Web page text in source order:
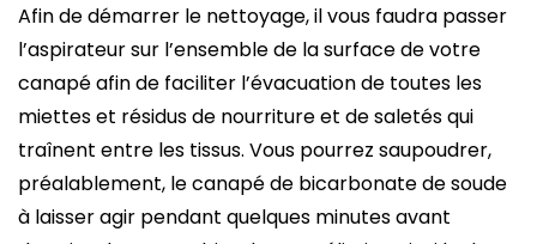
Afin de démarrer le nettoyage, il vous faudra passer
l’aspirateur sur l’ensemble de la surface de votre
canapé afin de faciliter l’évacuation de toutes les
miettes et résidus de nourriture et de saletés qui
traînent entre les tissus. Vous pourrez saupoudrer,
préalablement, le canapé de bicarbonate de soude
à laisser agir pendant quelques minutes avant